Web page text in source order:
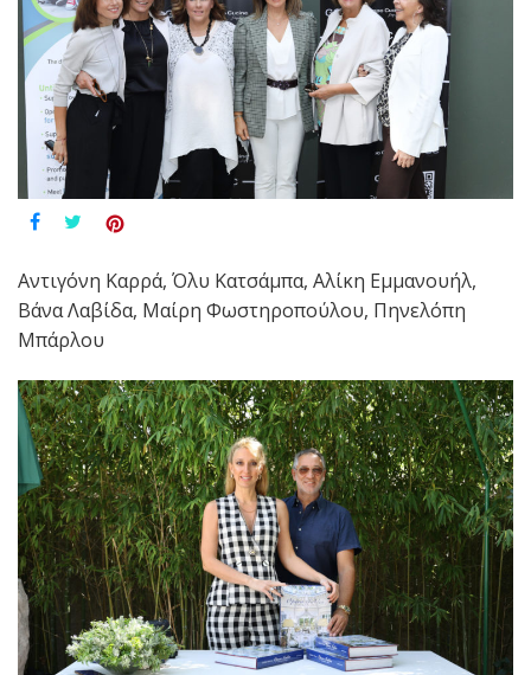
Αντιγόνη Καρρά, Όλυ Κατσάμπα, Αλίκη Εμμανουήλ,
Βάνα Λαβίδα, Μαίρη Φωστηροπούλου, Πηνελόπη
Μπάρλου